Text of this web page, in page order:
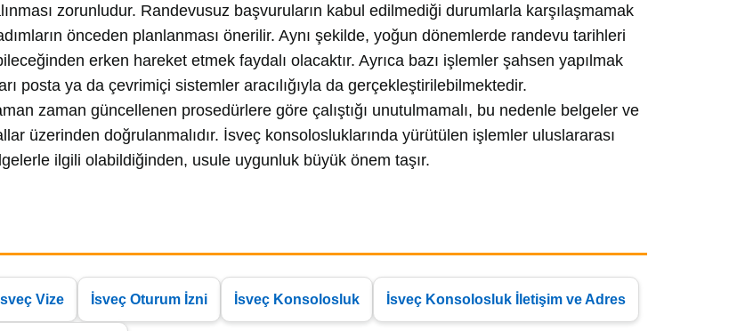
zorunludur. Randevusuz başvuruların kabul edilmediği durumlarla karşılaşmamak
önceden planlanması önerilir. Aynı şekilde, yoğun dönemlerde randevu tarihleri
erken hareket etmek faydalı olacaktır. Ayrıca bazı işlemler şahsen yapılmak
posta ya da çevrimiçi sistemler aracılığıyla da gerçekleştirilebilmektedir.
zaman güncellenen prosedürlere göre çalıştığı unutulmamalı, bu nedenle belgeler ve
üzerinden doğrulanmalıdır. İsveç konsolosluklarında yürütülen işlemler uluslararası
ilgili olabildiğinden, usule uygunluk büyük önem taşır.
İsveç Vize İsveç Oturum İzni İsveç Konsolosluk İsveç Konsolosluk İletişim ve Adres